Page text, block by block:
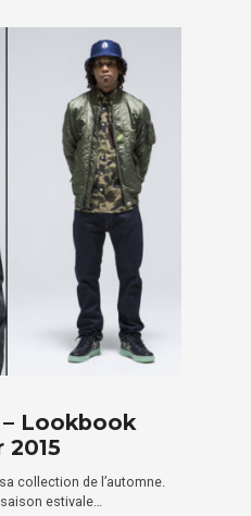
Lookbook
collection de l’automne.
estivale…